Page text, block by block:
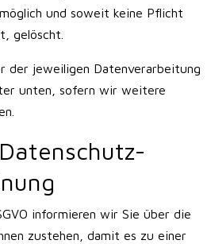
und soweit keine Pflicht
gelöscht.
der jeweiligen Datenverarbeitung
unten, sofern wir weitere
informieren wir Sie über die
zustehen, damit es zu einer